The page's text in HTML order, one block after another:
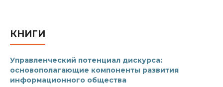
КНИГИ
Управленческий потенциал дискурса:
основополагающие компоненты развития
информационного общества